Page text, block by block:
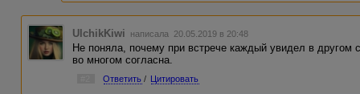
UlchikKiwi написала 20.05.2019 в 20:48
Не поняла, почему при встрече каждый увидел в
во многом согласна.
Ответить / Цитировать